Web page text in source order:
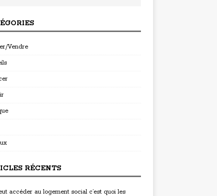
Vendre
RÉCENTS
accéder au logement social c’est quoi les